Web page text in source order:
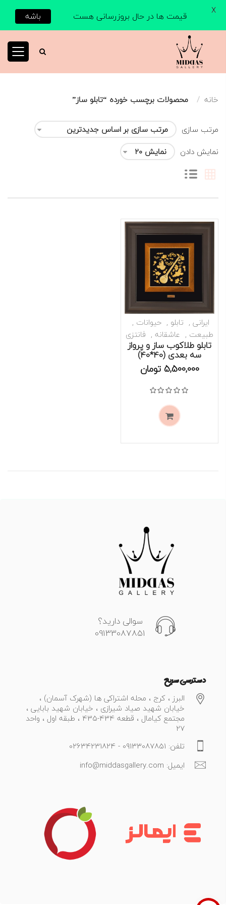
خانه محصولات برچسب خورده “تابلو ساز”
مرتب سازی
نمایش دادن
موجود است
ایرانی تابلو
حیوانات
طبیعت
عاشقانه فانتزی
تابلو طلاکوب ساز و پرواز
سه بعدی (40*40)
5,500,000 تومان
نمره0از 5
قیمت ها در حال بروزرسانی هست باشه X
سوالی دارید؟
09133087851
دسترسی سریع
البرز ، کرج ، محله اشتراکی ها (شهرک آسمان) ،
خیابان شهید صیاد شیرازی ، خیابان شهید بابایی ،
مجتمع کیامال ، قطعه 434-435 ، طبقه اول ، واحد
27
تلفن: 09133087851 - 02634231824
ایمیل: info@middasgallery.com